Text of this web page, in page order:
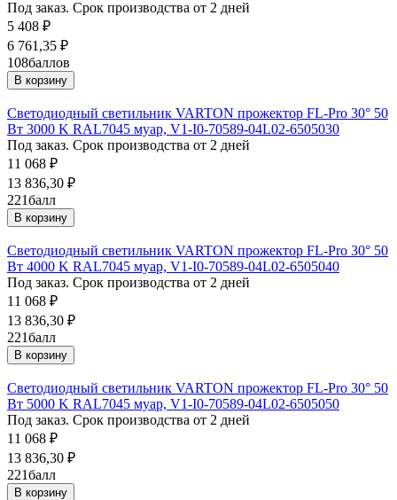
Под заказ. Срок производства от 2 дней
5 408 ₽
6 761,35 ₽
108баллов
В корзину
Светодиодный светильник VARTON прожектор FL-Pro 30° 50
Вт 3000 K RAL7045 муар, V1-I0-70589-04L02-6505030
Под заказ. Срок производства от 2 дней
11 068 ₽
13 836,30 ₽
221балл
В корзину
Светодиодный светильник VARTON прожектор FL-Pro 30° 50
Вт 4000 K RAL7045 муар, V1-I0-70589-04L02-6505040
Под заказ. Срок производства от 2 дней
11 068 ₽
13 836,30 ₽
221балл
В корзину
Светодиодный светильник VARTON прожектор FL-Pro 30° 50
Вт 5000 K RAL7045 муар, V1-I0-70589-04L02-6505050
Под заказ. Срок производства от 2 дней
11 068 ₽
13 836,30 ₽
221балл
В корзину